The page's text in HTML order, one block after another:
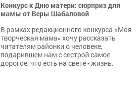
Конкурс к Дню матери: сюрприз для
мамы от Веры Шабаловой
В рамках редакционного конкурса «Моя
творческая мама» хочу рассказать
читателям районки о человеке,
подарившем нам с сестрой самое
дорогое, что есть на свете - жизнь.